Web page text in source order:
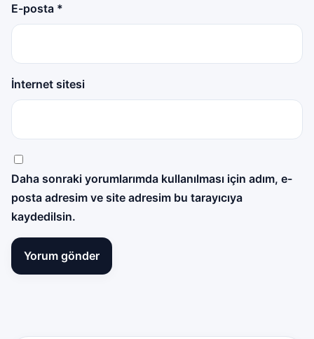
E-posta *
İnternet sitesi
Daha sonraki yorumlarımda kullanılması için adım, e-
posta adresim ve site adresim bu tarayıcıya
kaydedilsin.